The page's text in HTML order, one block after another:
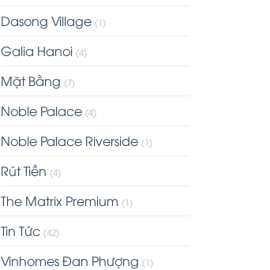
Dasong Village (1)
Galia Hanoi (4)
Mặt Bằng (7)
Noble Palace (4)
Noble Palace Riverside (1)
Rút Tiền (4)
The Matrix Premium (1)
Tin Tức (42)
Vinhomes Đan Phượng (1)